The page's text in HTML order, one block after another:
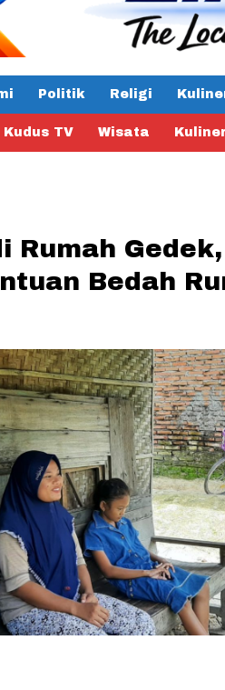
Politik Religi
Kudus TV Wisata
Rumah
Bedah